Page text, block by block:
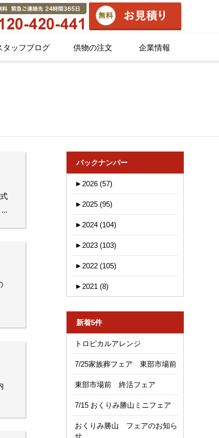
タッフブログ 供物の注文 企業情報
バックナンバー
► 2026 (57)
► 2025 (95)
► 2024 (104)
► 2023 (103)
► 2022 (105)
► 2021 (8)
新着5件
トロピカルアレンジ
7/25家族葬フェア 東部市場前
東部市場前 終活フェア
7/15 おくりみ勝山ミニフェア
おくりみ勝山 フェアのお知ら
せ